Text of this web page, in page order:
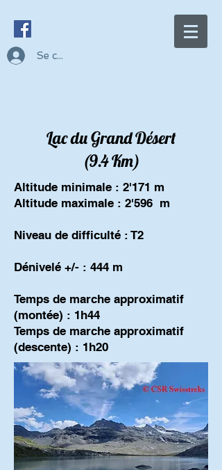
Se connecter
Lac du Grand Désert
(9.4 Km)
Altitude minimale : 2'171 m
Altitude maximale : 2'596 m
Niveau de difficulté : T2
Dénivelé +/- : 444 m
Temps de marche approximatif
(montée) : 1h44
Temps de marche approximatif
(descente) : 1h20